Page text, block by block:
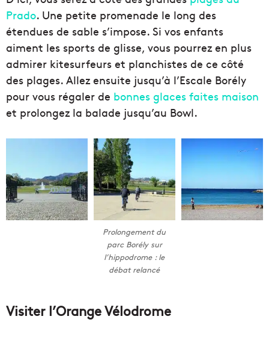
Prado. Une petite promenade le long des
étendues de sable s’impose. Si vos enfants
aiment les sports de glisse, vous pourrez en plus
admirer kitesurfeurs et planchistes de ce côté
des plages. Allez ensuite jusqu’à l’Escale Borély
pour vous régaler de bonnes glaces faites maison
et prolongez la balade jusqu’au Bowl.
Prolongement du
parc Borély sur
l’hippodrome : le
débat relancé
Visiter l’Orange Vélodrome